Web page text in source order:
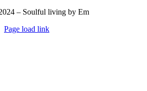
– Soulful living by Em
Byt
Page load link